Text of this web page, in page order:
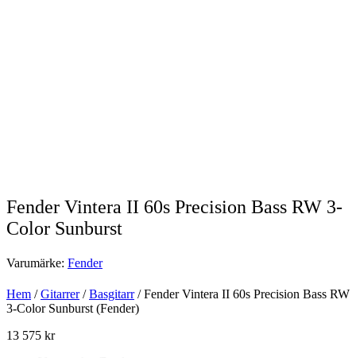
Fender Vintera II 60s Precision Bass RW 3-
Color Sunburst
Varumärke: Fender
Hem /Gitarrer/Basgitarr/ Fender Vintera II 60s Precision Bass RW
3-Color Sunburst (Fender)
13 575 kr